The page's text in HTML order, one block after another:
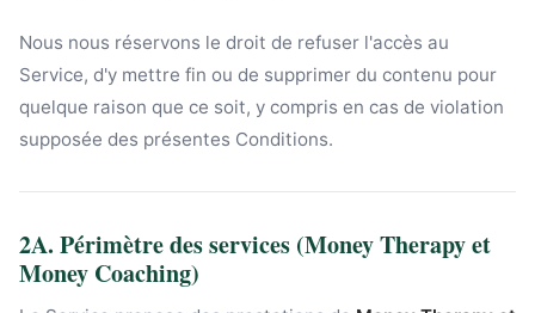
Nous nous réservons le droit de refuser l'accès au
Service, d'y mettre fin ou de supprimer du contenu pour
quelque raison que ce soit, y compris en cas de violation
supposée des présentes Conditions.
2A. Périmètre des services (Money Therapy et
Money Coaching)